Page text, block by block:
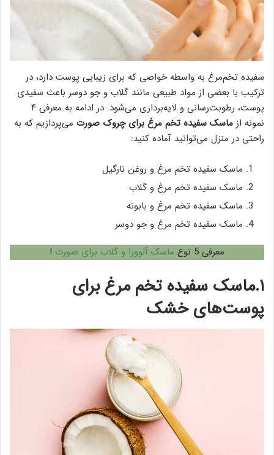
سفیده تخم‌مرغ به واسطه خواصی که برای زیبایی پوست دارد، در
ترکیب با بعضی از مواد طبیعی مانند گلاب و جو دوسر باعث سفیدی
پوست، رطوبت‌رسانی و لایه‌برداری می‌شود. در ادامه به معرفی ۴
نمونه از ماسک سفیده تخم مرغ برای چروک صورت می‌پردازیم که به
راحتی در منزل می‌توانید آماده کنید:
ماسک سفیده تخم‌ مرغ و روغن نارگیل
ماسک سفیده تخم مرغ و گلاب
ماسک سفیده تخم مرغ و بابونه
ماسک سفیده تخم مرغ و جو دوسر
معرفی 5 نوع
ماسک آلوورا و گلاب برای صورت !
۱.ماسک سفیده تخم مرغ برای
پوست‌های خشک